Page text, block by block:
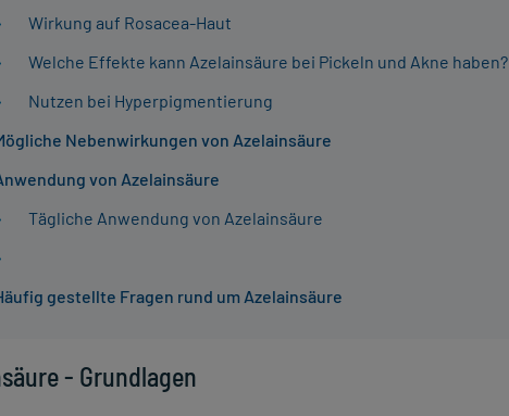
Wirkung auf Rosacea-Haut
Welche Effekte kann Azelainsäure bei Pickeln und Akne haben?
Nutzen bei Hyperpigmentierung
Nebenwirkungen von Azelainsäure
von Azelainsäure
Tägliche Anwendung von Azelainsäure
gestellte Fragen rund um Azelainsäure
- Grundlagen